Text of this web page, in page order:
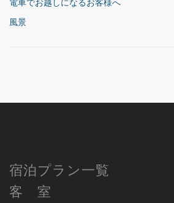
電車でお越しになるお客様へ
風景
宿泊プラン一覧
客 室